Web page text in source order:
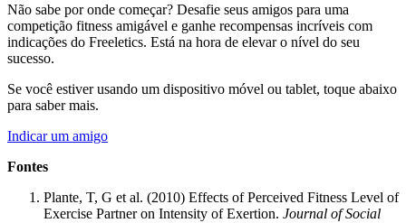
Não sabe por onde começar? Desafie seus amigos para uma
competição fitness amigável e ganhe recompensas incríveis com
indicações do Freeletics. Está na hora de elevar o nível do seu
sucesso.
Se você estiver usando um dispositivo móvel ou tablet, toque abaixo
para saber mais.
Indicar um amigo
Fontes
Plante, T, G et al. (2010) Effects of Perceived Fitness Level of
Exercise Partner on Intensity of Exertion. Journal of Social